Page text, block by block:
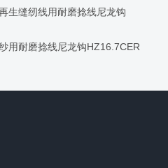
生缝纫线用耐磨捻线尼龙钩
用耐磨捻线尼龙钩HZ16.7CER